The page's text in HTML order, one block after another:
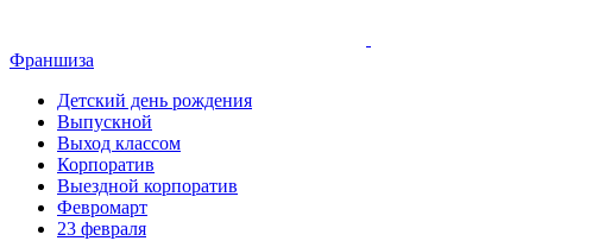
Франшиза
Детский день рождения
Выпускной
Выход классом
Корпоратив
Выездной корпоратив
Февромарт
23 февраля